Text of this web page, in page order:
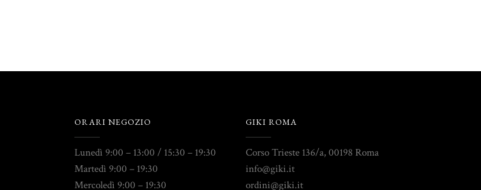
ORARI NEGOZIO
Lunedì 9:00 – 13:00 / 15:30 – 19:30
Martedì 9:00 – 19:30
Mercoledì 9:00 – 19:30
GIKI ROMA
Corso Trieste 136/a, 00198 Roma
info@giki.it
ordini@giki.it